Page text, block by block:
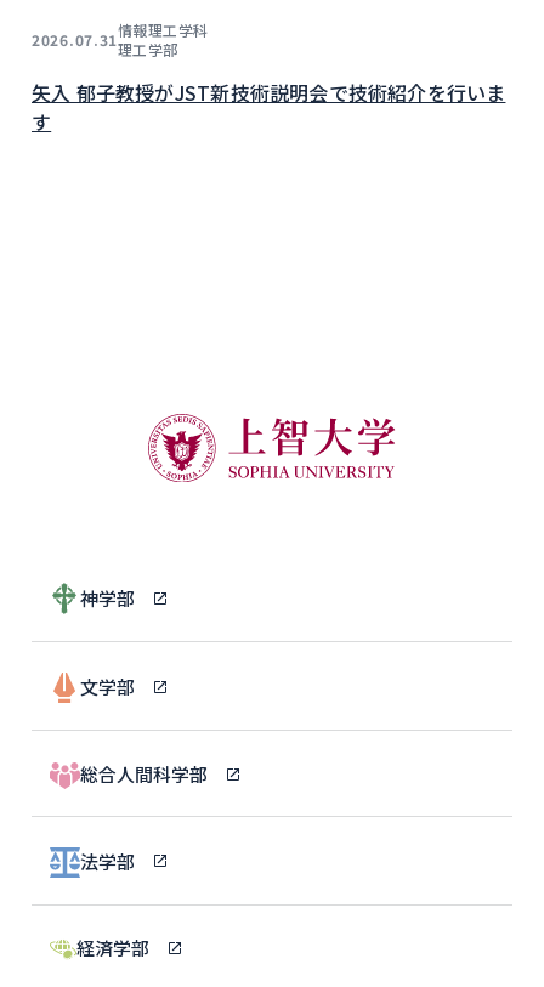
2026.07.31情報理工学科
理工学部
矢入 郁子教授がJST新技術説明会で技術紹介を行いま
す
神学部
文学部
総合人間科学部
法学部
経済学部